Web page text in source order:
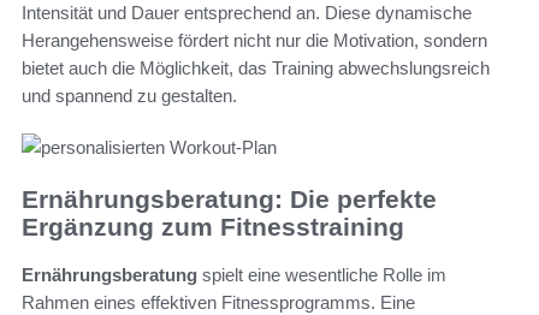
Intensität und Dauer entsprechend an. Diese dynamische
Herangehensweise fördert nicht nur die Motivation, sondern
bietet auch die Möglichkeit, das Training abwechslungsreich
und spannend zu gestalten.
Ernährungsberatung: Die perfekte
Ergänzung zum Fitnesstraining
Ernährungsberatung spielt eine wesentliche Rolle im
Rahmen eines effektiven Fitnessprogramms. Eine